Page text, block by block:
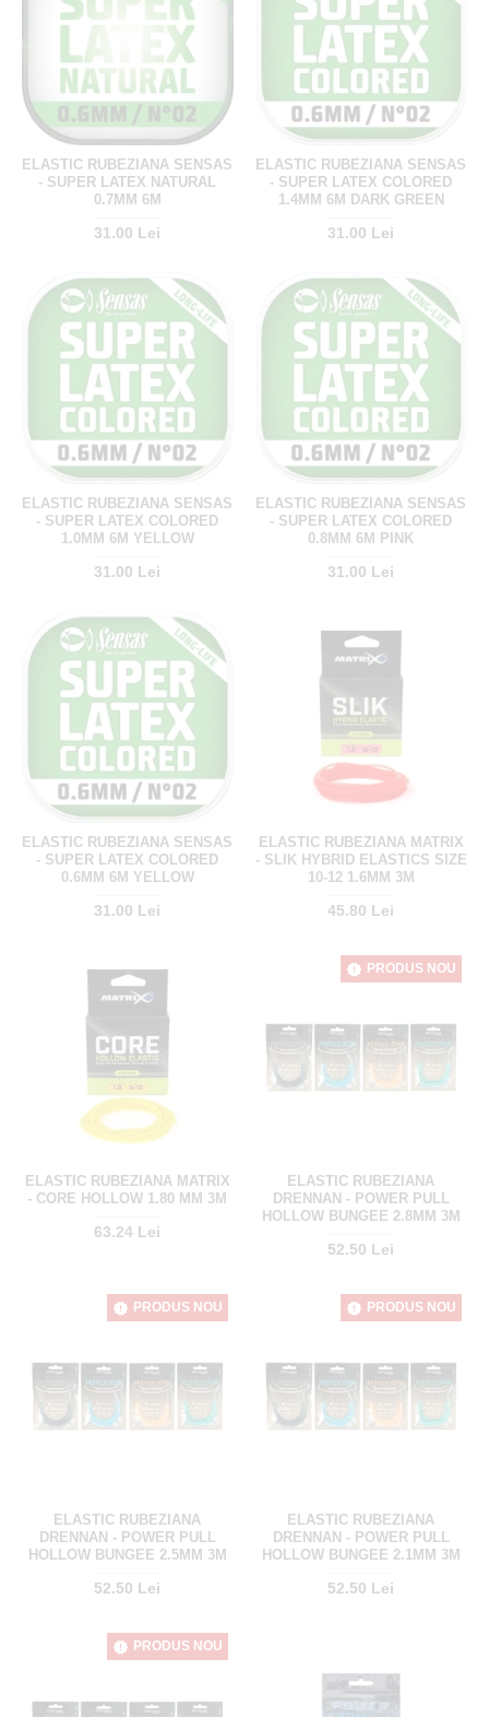
ELASTIC RUBEZIANA SENSAS
- SUPER LATEX NATURAL
0.7MM 6M
31.00 Lei
ELASTIC RUBEZIANA SENSAS
- SUPER LATEX COLORED
1.4MM 6M DARK GREEN
31.00 Lei
ELASTIC RUBEZIANA SENSAS
- SUPER LATEX COLORED
1.0MM 6M YELLOW
31.00 Lei
ELASTIC RUBEZIANA SENSAS
- SUPER LATEX COLORED
0.8MM 6M PINK
31.00 Lei
ELASTIC RUBEZIANA SENSAS
- SUPER LATEX COLORED
0.6MM 6M YELLOW
31.00 Lei
ELASTIC RUBEZIANA MATRIX
- SLIK HYBRID ELASTICS SIZE
10-12 1.6MM 3M
45.80 Lei
ELASTIC RUBEZIANA MATRIX
- CORE HOLLOW 1.80 MM 3M
63.24 Lei
PRODUS NOU
ELASTIC RUBEZIANA
DRENNAN - POWER PULL
HOLLOW BUNGEE 2.8MM 3M
52.50 Lei
PRODUS NOU
ELASTIC RUBEZIANA
DRENNAN - POWER PULL
HOLLOW BUNGEE 2.5MM 3M
52.50 Lei
PRODUS NOU
ELASTIC RUBEZIANA
DRENNAN - POWER PULL
HOLLOW BUNGEE 2.1MM 3M
52.50 Lei
PRODUS NOU